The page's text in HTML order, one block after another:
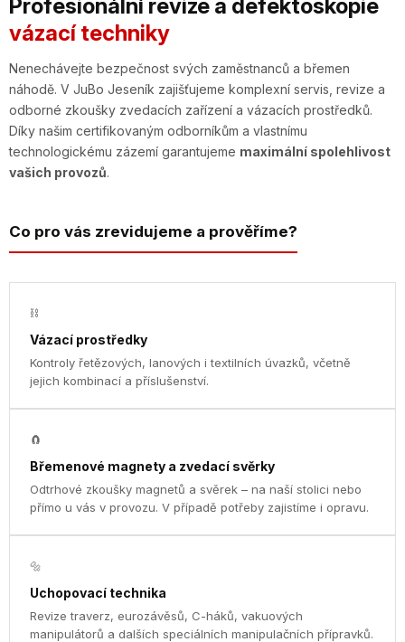
Profesionální revize a defektoskopie
vázací techniky
Nenechávejte bezpečnost svých zaměstnanců a břemen
náhodě. V JuBo Jeseník zajišťujeme komplexní servis, revize a
odborné zkoušky zvedacích zařízení a vázacích prostředků.
Díky našim certifikovaným odborníkům a vlastnímu
technologickému zázemí garantujeme maximální spolehlivost
vašich provozů.
Co pro vás zrevidujeme a prověříme?
⛓
Vázací prostředky
Kontroly řetězových, lanových i textilních úvazků, včetně
jejich kombinací a příslušenství.
🧲
Břemenové magnety a zvedací svěrky
Odtrhové zkoušky magnetů a svěrek – na naší stolici nebo
přímo u vás v provozu. V případě potřeby zajistíme i opravu.
🔩
Uchopovací technika
Revize traverz, eurozávěsů, C-háků, vakuových
manipulátorů a dalších speciálních manipulačních přípravků.